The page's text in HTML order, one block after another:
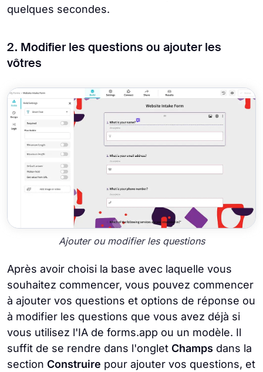
quelques secondes.
2. Modifier les questions ou ajouter les
vôtres
Ajouter ou modifier les questions
Après avoir choisi la base avec laquelle vous
souhaitez commencer, vous pouvez commencer
à ajouter vos questions et options de réponse ou
à modifier les questions que vous avez déjà si
vous utilisez l'IA de forms.app ou un modèle. Il
suffit de se rendre dans l'onglet Champs dans la
section Construire pour ajouter vos questions, et